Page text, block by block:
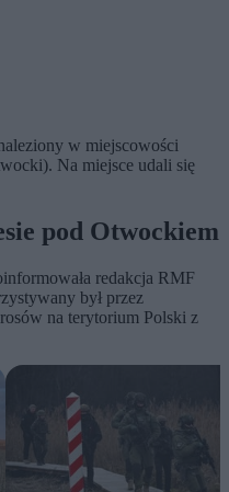
w miejscowości
Na miejsce udali się
pod Otwockiem
redakcja RMF
był przez
na terytorium Polski z